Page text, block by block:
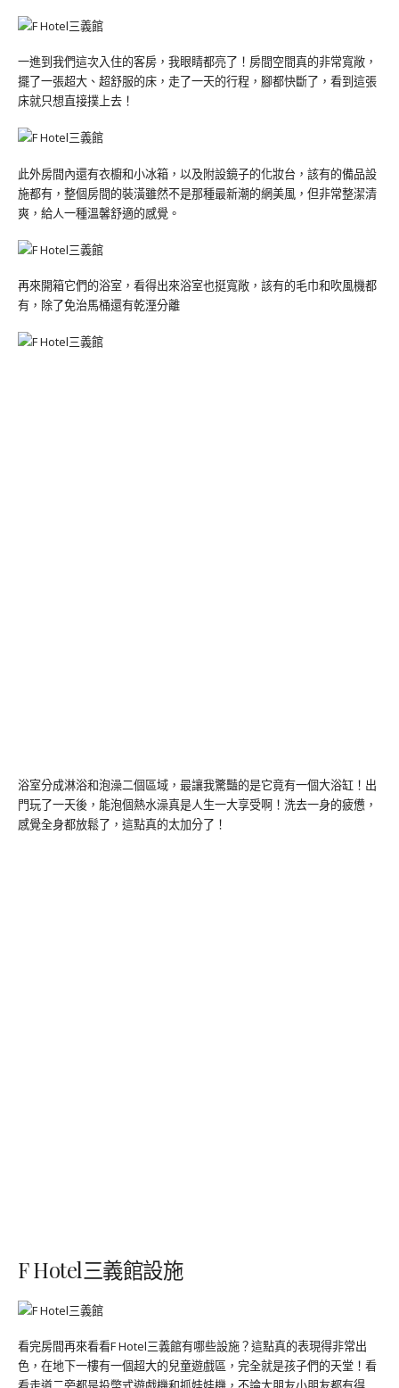
一進到我們這次入住的客房，我眼睛都亮了！房間空間真的非常寬敞，
擺了一張超大、超舒服的床，走了一天的行程，腳都快斷了，看到這張
床就只想直接撲上去！
此外房間內還有衣櫥和小冰箱，以及附設鏡子的化妝台，該有的備品設
施都有，整個房間的裝潢雖然不是那種最新潮的網美風，但非常整潔清
爽，給人一種溫馨舒適的感覺。
再來開箱它們的浴室，看得出來浴室也挺寬敞，該有的毛巾和吹風機都
有，除了免治馬桶還有乾溼分離
浴室分成淋浴和泡澡二個區域，最讓我驚豔的是它竟有一個大浴缸！出
門玩了一天後，能泡個熱水澡真是人生一大享受啊！洗去一身的疲憊，
感覺全身都放鬆了，這點真的太加分了！
F Hotel三義館設施
看完房間再來看看F Hotel三義館有哪些設施？這點真的表現得非常出
色，在地下一樓有一個超大的兒童遊戲區，完全就是孩子們的天堂！看